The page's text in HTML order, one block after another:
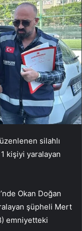
silahlı
kişiyi yaralayan
Okan Doğan
şüpheli Mert
emniyetteki